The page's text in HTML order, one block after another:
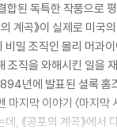
된 독특한 작품으로
계곡》이 실제로 미국
비밀 조직인 몰리 머
조직을 와해시킨 일을
년에 발표된 셜록 홈
마지막 이야기 〈마지막
, 《공포의 계곡》에서